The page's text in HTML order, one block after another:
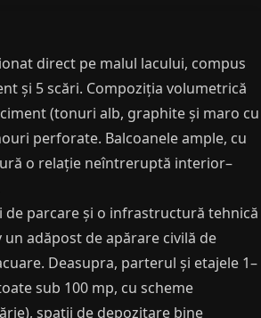
direct pe malul lacului, compus
și 5 scări. Compoziția volumetrică
(tonuri alb, graphite și maro cu
perforate. Balcoanele ample, cu
o relație neîntreruptă interior–
de parcare și o infrastructură tehnică
adăpost de apărare civilă de
Deasupra, parterul și etajele 1–
sub 100 mp, cu scheme
spații de depozitare bine